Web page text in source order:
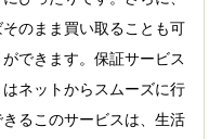
のまま買い取ることも可
できます。保証サービス
ネットからスムーズに行
るこのサービスは、生活